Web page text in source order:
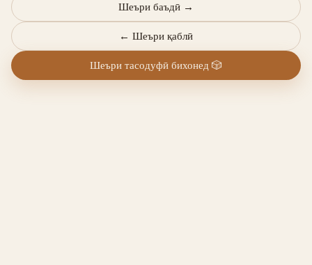
← Шеъри қаблӣ
Шеъри баъдӣ →
Шеъри тасодуфӣ бихонед 🎲